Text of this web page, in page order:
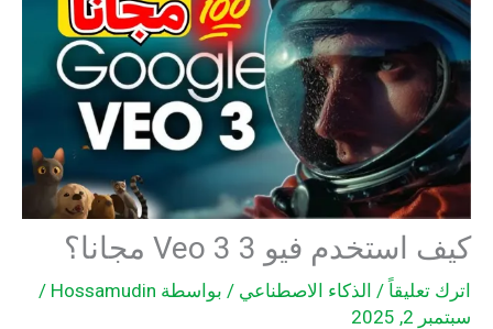
كيف استخدم فيو 3 Veo 3 مجانا؟
اترك تعليقاً / الذكاء الاصطناعي / بواسطة Hossamudin
/
سبتمبر 2, 2025